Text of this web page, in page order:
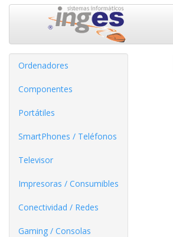
Ordenadores
Componentes
Portátiles
SmartPhones / Teléfonos
Televisor
Impresoras / Consumibles
Conectividad / Redes
Gaming / Consolas